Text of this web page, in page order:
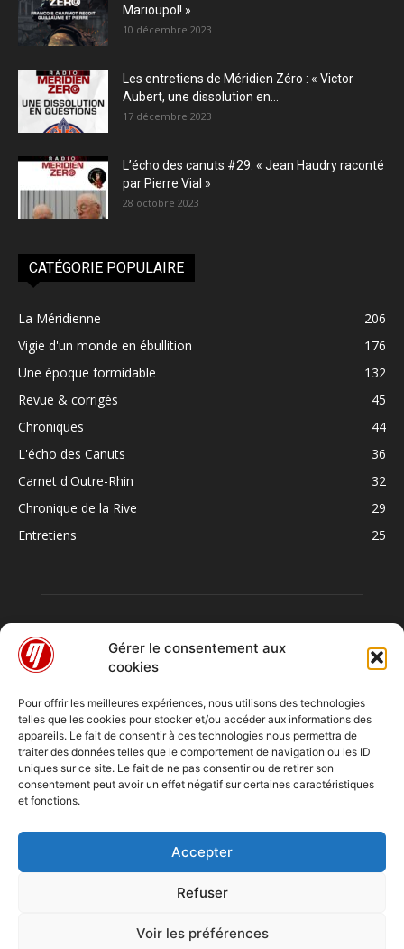
Gérer le consentement aux
cookies
Pour offrir les meilleures expériences, nous utilisons des technologies
telles que les cookies pour stocker et/ou accéder aux informations des
appareils. Le fait de consentir à ces technologies nous permettra de
traiter des données telles que le comportement de navigation ou les ID
uniques sur ce site. Le fait de ne pas consentir ou de retirer son
consentement peut avoir un effet négatif sur certaines caractéristiques
et fonctions.
Accepter
Refuser
Voir les préférences
Marioupol! »
10 décembre 2023
Les entretiens de Méridien Zéro : « Victor
Aubert, une dissolution en...
17 décembre 2023
L’écho des canuts #29: « Jean Haudry raconté
par Pierre Vial »
28 octobre 2023
CATÉGORIE POPULAIRE
La Méridienne
206
Vigie d'un monde en ébullition
176
Une époque formidable
132
Revue & corrigés
45
Chroniques
44
L'écho des Canuts
36
Carnet d'Outre-Rhin
32
Chronique de la Rive
29
Entretiens
25
À PROPOS